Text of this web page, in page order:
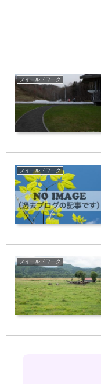
フィールドワーク
フィールドワーク
フィールドワーク